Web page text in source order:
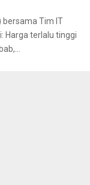
bersama Tim IT
Harga terlalu tinggi